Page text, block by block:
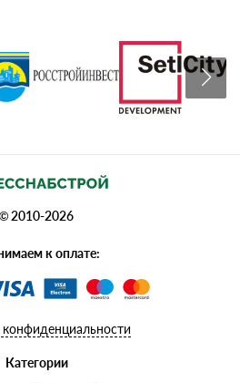
© 2010-2026
к оплате:
Категории